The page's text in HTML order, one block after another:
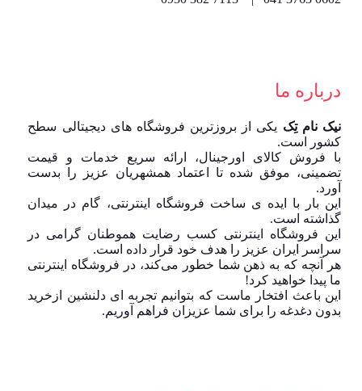
درباره ما
نیک نام تِک یکی از بروزترین فروشگاه های دیجیتالی سطح
کشور است.
با فروش کالای اورجینال، ارائه سریع خدمات و قیمت
تضمینی، موفق شده تا اعتماد همشهریان عزیز را بدست
آورد.
این بار با ایده ی ساخت فروشگاه اینترنتی، گام در میدان
گذاشته است.
این فروشگاه اینترنتی کسب رضایت هموطنان گرامی در
سراسر ایران عزیز را هدف خود قرار داده است.
هر آنچه که به ذهن شما خطور می‌کند، در فروشگاه اینترنتی
ما پیدا خواهید کرد!
این باعث افتخار ماست که بتوانیم تجربه ای دلنشین ازخرید
بدون دغدغه را برای شما عزیزان فراهم آوریم.